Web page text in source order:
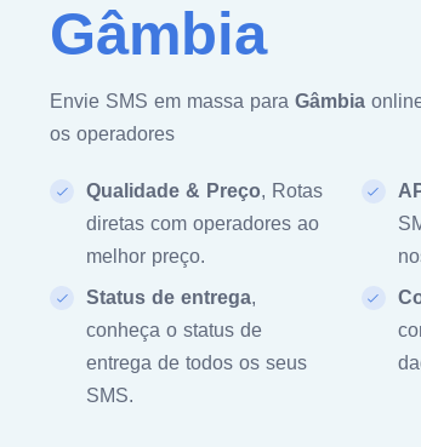
Gâmbia
Envie SMS em massa para Gâmbia
os operadores
Qualidade & Preço, Rotas
diretas com operadores ao
melhor preço.
Status de entrega,
conheça o status de
entrega de todos os seus
SMS.